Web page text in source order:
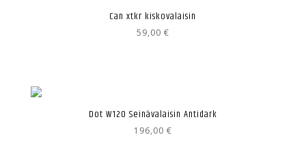
Can xtkr kiskovalaisin
59,00 €
Dot W120 Seinävalaisin Antidark
196,00 €